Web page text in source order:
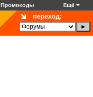
Промокоды Ещё
переход: